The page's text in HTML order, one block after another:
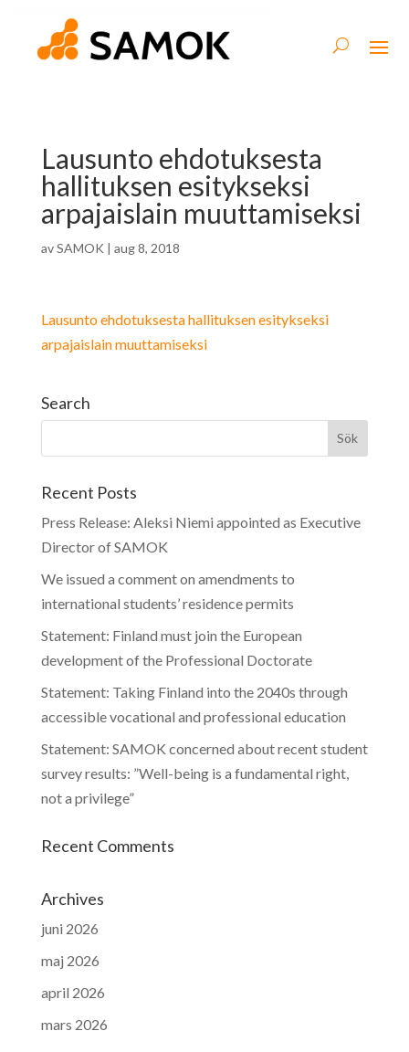
Lausunto ehdotuksesta
hallituksen esitykseksi
arpajaislain muuttamiseksi
avSAMOK | aug 8, 2018
Lausunto ehdotuksesta hallituksen esitykseksi
arpajaislain muuttamiseksi
Search
Recent Posts
Press Release: Aleksi Niemi appointed as Executive
Director of SAMOK
We issued a comment on amendments to
international students’ residence permits
Statement: Finland must join the European
development of the Professional Doctorate
Statement: Taking Finland into the 2040s through
accessible vocational and professional education
Statement: SAMOK concerned about recent student
survey results: ”Well-being is a fundamental right,
not a privilege”
Recent Comments
Archives
juni 2026
maj 2026
april 2026
mars 2026